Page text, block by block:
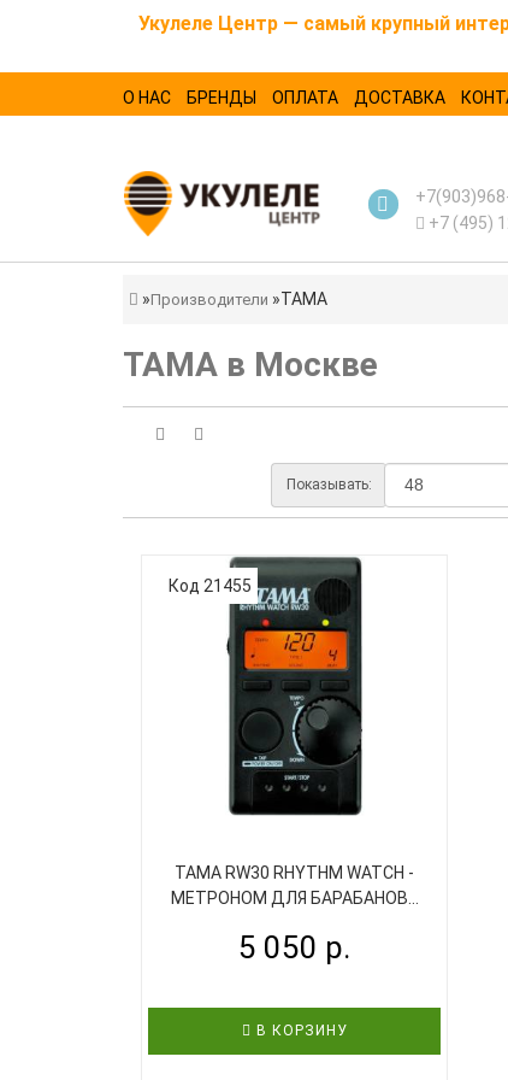
Укулеле Центр — самый крупный
О НАС БРЕНДЫ ОПЛАТА ДОСТАВКА
+7 (495)
Производители TAMA
TAMA в Москве
Показывать:
Код 21455
TAMA RW30 RHYTHM WATCH -
МЕТРОНОМ ДЛЯ БАРАБАНОВ...
5 050 р.
В КОРЗИНУ